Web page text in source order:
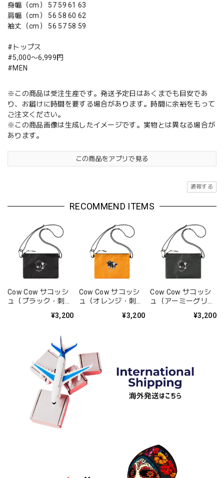
身幅（cm） 57 59 61 63
肩幅（cm） 56 58 60 62
袖丈（cm） 56 57 58 59
#トップス
#5,000〜6,999円
#MEN
※この商品は受注生産です。発送予定日はあくまでも目安であ
り、お届けに時間を要する場合があります。時間に余裕をもって
ご注文ください。
※この商品画像は生成したイメージです。実物とは異なる場合が
あります。
この商品をアプリで見る
通報する
RECOMMEND ITEMS
Cow Cow サコッシ
ュ（ブラック・刺
¥3,200
Cow Cow サコッシ
ュ（オレンジ・刺
¥3,200
Cow Cow サコッシ
ュ（アーミーグリー
¥3,200